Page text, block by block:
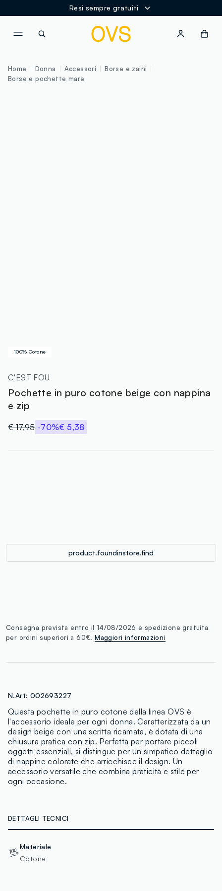
Resi sempre gratuiti
100% Cotone
Home Donna Accessori
Borse e zaini
Borse e pochette mare
C'EST FOU
Pochette in puro cotone beige con nappina
e zip
€ 17,95 -70%€ 5,38
product.foundinstore.find
Consegna prevista entro il 14/08/2026 e spedizione gratuita
per ordini superiori a 60€.Maggiori informazioni
N.Art: 002693227
Questa pochette in puro cotone della linea OVS è
l'accessorio ideale per ogni donna. Caratterizzata da un
design beige con una scritta ricamata, è dotata di una
chiusura pratica con zip. Perfetta per portare piccoli
oggetti essenziali, si distingue per un simpatico dettaglio
di nappine colorate che arricchisce il design. Un
accessorio versatile che combina praticità e stile per
ogni occasione.
DETTAGLI TECNICI
Materiale
Cotone